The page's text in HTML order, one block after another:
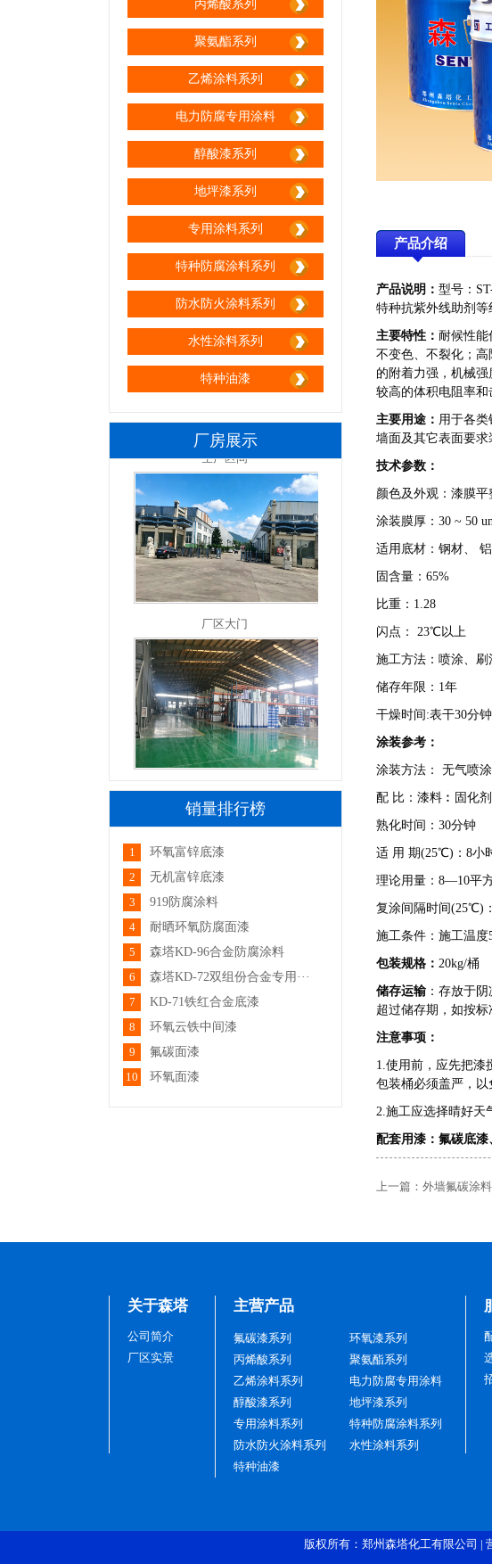
丙烯酸系列
聚氨酯系列
乙烯涂料系列
电力防腐专用涂料
醇酸漆系列
地坪漆系列
专用涂料系列
特种防腐涂料系列
防水防火涂料系列
水性涂料系列
特种油漆
厂房展示
厂区大门
厂区一角
厂区一角
生产区间
销量排行榜
1
环氧富锌底漆
2
无机富锌底漆
3
919防腐涂料
4
耐晒环氧防腐面漆
5
森塔KD-96合金防腐涂料
6
森塔KD-72双组份合金专用···
7
KD-71铁红合金底漆
8
环氧云铁中间漆
9
氟碳面漆
10
环氧面漆
产品介绍
产品说明： 型号：
特种抗紫外线助剂等
主要特性： 耐候性
不变色、不裂化；
的附着力强，机械
较高的体积电阻率和
主要用途： 用于各
墙面及其它表面要求
技术参数：
颜色及外观 ： 漆膜平
涂装膜厚：30 ~ 50
适用底材：钢材、
固含量：65%
比重：1.28
闪点： 23℃以上
施工方法：喷涂、刷
储存年限：1年
干燥时间:表干30分
涂装参考：
涂装方法： 无气喷
配 比：漆料︰固化
熟化时间：30分钟
适 用 期(25℃)：8小
理论用量：8—10平
复涂间隔时间(25℃)
施工条件：施工温
包装规格： 20kg/桶
储存运输 ：存放于
超过储存期，如按标
注意事项：
1.使用前，应先把漆
包装桶必须盖严，以
2.施工应选择晴好天
配套用漆： 氟碳底漆
上一篇： 外墙氟碳涂料
关于森塔
公司简介
厂区实景
主营产品
氟碳漆系列
环氧漆系列
丙烯酸系列
聚氨酯系列
乙烯涂料系列
电力防腐专用涂料
醇酸漆系列
地坪漆系列
专用涂料系列
特种防腐涂料系列
防水防火涂料系列
水性涂料系列
特种油漆
版权所有：郑州森塔化工有限公司 |